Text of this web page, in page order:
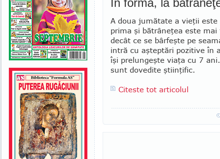
În formă, la
A doua jumătate a vieţii este
prima şi bătrâneţea este mai
decât ce se bârfeşte pe
intră cu aşteptări pozi­tive în
îşi prelungeşte viaţa cu 7
sunt dovedite ştiinţific.
Citeste tot articolul